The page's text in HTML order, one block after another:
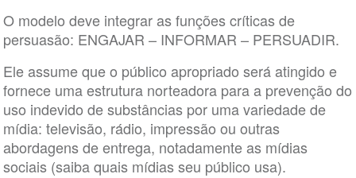
O modelo deve integrar as funções críticas de
persuasão: ENGAJAR – INFORMAR – PERSUADIR.
Ele assume que o público apropriado será atingido e
fornece uma estrutura norteadora para a prevenção do
uso indevido de substâncias por uma variedade de
mídia: televisão, rádio, impressão ou outras
abordagens de entrega, notadamente as mídias
sociais (saiba quais mídias seu público usa).